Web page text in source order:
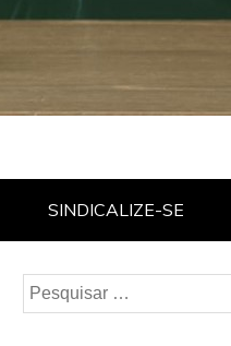
SINDICALIZE-SE
Pesquisar
por: